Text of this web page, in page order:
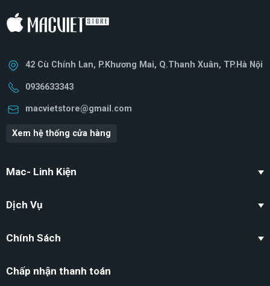
42 Cù Chính Lan, P.Khương Mai, Q.Thanh Xuân, TP.Hà Nội
0936633343
macvietstore@gmail.com
Xem hệ thống cửa hàng
Mac- Linh Kiện
Dịch Vụ
Chính Sách
Chấp nhận thanh toán